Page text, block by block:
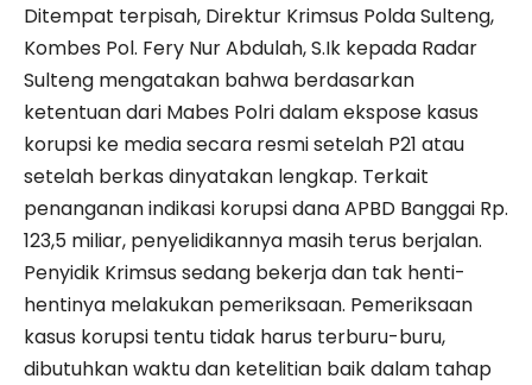
Ditempat terpisah, Direktur Krimsus Polda Sulteng,
Kombes Pol. Fery Nur Abdulah, S.Ik kepada Radar
Sulteng mengatakan bahwa berdasarkan
ketentuan dari Mabes Polri dalam ekspose kasus
korupsi ke media secara resmi setelah P21 atau
setelah berkas dinyatakan lengkap. Terkait
penanganan indikasi korupsi dana APBD Banggai Rp.
123,5 miliar, penyelidikannya masih terus berjalan.
Penyidik Krimsus sedang bekerja dan tak henti-
hentinya melakukan pemeriksaan. Pemeriksaan
kasus korupsi tentu tidak harus terburu-buru,
dibutuhkan waktu dan ketelitian baik dalam tahap